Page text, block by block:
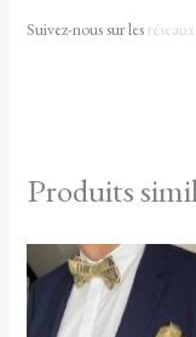
Suivez-nous sur les
Produits